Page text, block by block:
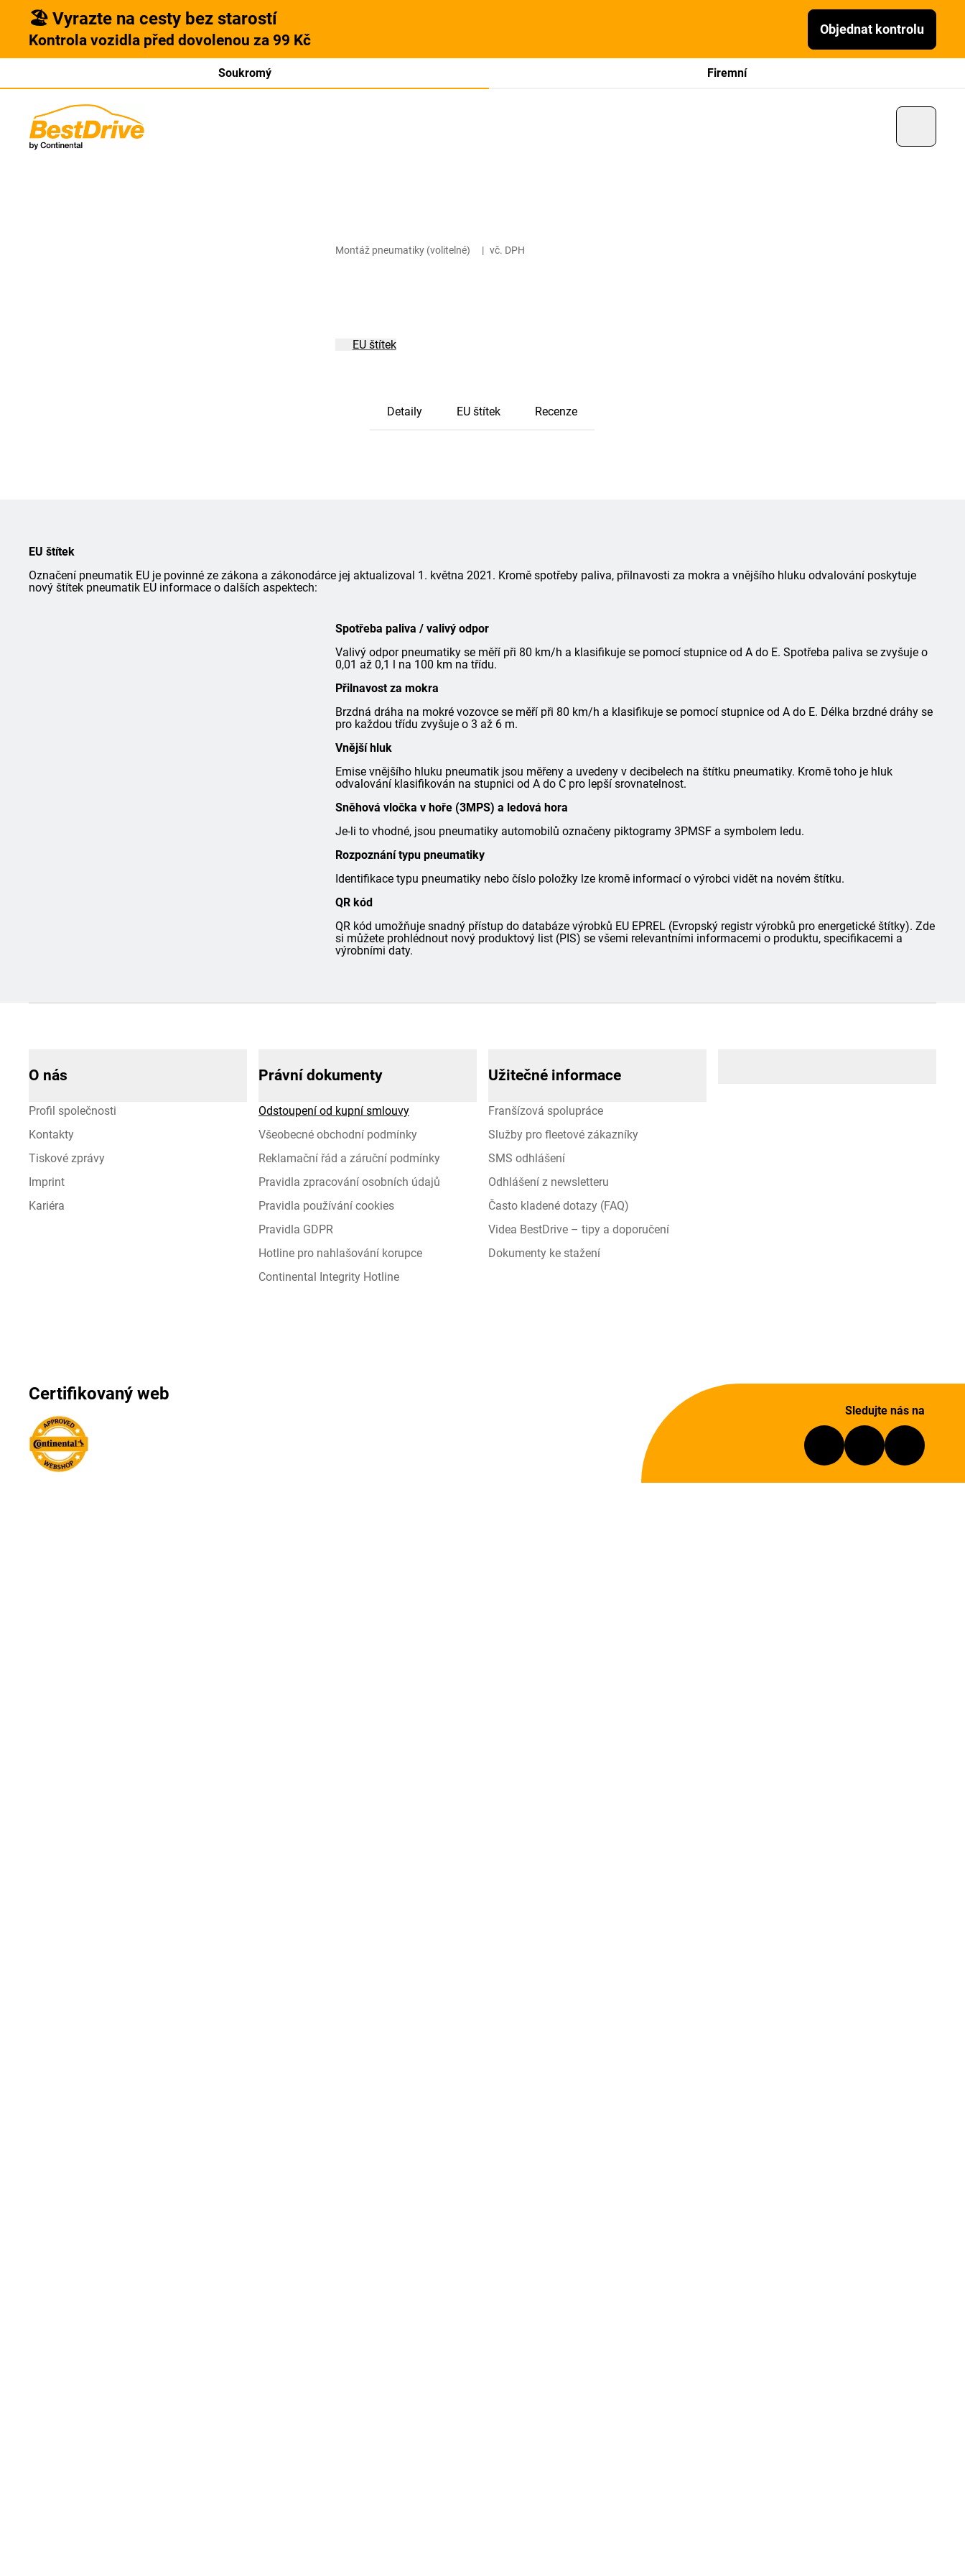
🏖️ Vyrazte na cesty bez starostí
Kontrola vozidla před dovolenou za 99 Kč
Objednat kontrolu
Soukromý Firemní
Montáž pneumatiky (volitelné) | vč. DPH
EU štítek
Detaily EU štítek Recenze
EU štítek
Označení pneumatik EU je povinné ze zákona a zákonodárce jej aktualizoval 1. května 2021. Kromě spotřeby paliva, přilnavosti za mokra a vnějšího hluku odvalování poskytuje
nový štítek pneumatik EU informace o dalších aspektech:
Spotřeba paliva / valivý odpor
Valivý odpor pneumatiky se měří při 80 km/h a klasifikuje se pomocí stupnice od A do E. Spotřeba paliva se zvyšuje o
0,01 až 0,1 l na 100 km na třídu.
Přilnavost za mokra
Brzdná dráha na mokré vozovce se měří při 80 km/h a klasifikuje se pomocí stupnice od A do E. Délka brzdné dráhy se
pro každou třídu zvyšuje o 3 až 6 m.
Vnější hluk
Emise vnějšího hluku pneumatik jsou měřeny a uvedeny v decibelech na štítku pneumatiky. Kromě toho je hluk
odvalování klasifikován na stupnici od A do C pro lepší srovnatelnost.
Sněhová vločka v hoře (3MPS) a ledová hora
Je-li to vhodné, jsou pneumatiky automobilů označeny piktogramy 3PMSF a symbolem ledu.
Rozpoznání typu pneumatiky
Identifikace typu pneumatiky nebo číslo položky lze kromě informací o výrobci vidět na novém štítku.
QR kód
QR kód umožňuje snadný přístup do databáze výrobků EU EPREL (Evropský registr výrobků pro energetické štítky). Zde
si můžete prohlédnout nový produktový list (PIS) se všemi relevantními informacemi o produktu, specifikacemi a
výrobními daty.
O nás
Profil společnosti
Kontakty
Tiskové zprávy
Imprint
Kariéra
Právní dokumenty
Odstoupení od kupní smlouvy
Všeobecné obchodní podmínky
Reklamační řád a záruční podmínky
Pravidla zpracování osobních údajů
Pravidla používání cookies
Pravidla GDPR
Hotline pro nahlašování korupce
Continental Integrity Hotline
Užitečné informace
Franšízová spolupráce
Služby pro fleetové zákazníky
SMS odhlášení
Odhlášení z newsletteru
Často kladené dotazy (FAQ)
Videa BestDrive – tipy a doporučení
Dokumenty ke stažení
Certifikovaný web
Sledujte nás na